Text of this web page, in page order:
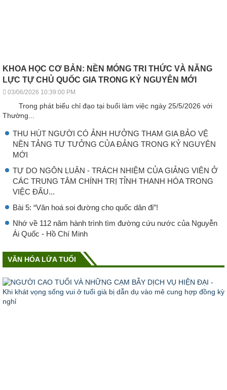
KHOA HỌC CƠ BẢN: NỀN MÓNG TRI THỨC VÀ NĂNG
LỰC TỰ CHỦ QUỐC GIA TRONG KỶ NGUYÊN MỚI
03/06/2026 10:39:00 PM
Trong phát biểu chỉ đạo tại buổi làm việc ngày 25/5/2026 với
Thường...
THU HÚT NGƯỜI CÓ ẢNH HƯỞNG THAM GIA BẢO VỆ
NỀN TẢNG TƯ TƯỞNG CỦA ĐẢNG TRONG KỶ NGUYÊN
MỚI
TỰ DO NGÔN LUẬN - TRÁCH NHIỆM CỦA GIẢNG VIÊN Ở
CÁC TRUNG TÂM CHÍNH TRỊ TỈNH THANH HÓA TRONG
VIỆC ĐẤU...
Bài 5: “Văn hoá soi đường cho quốc dân đi”!
Nhớ về 112 năm hành trình tìm đường cứu nước của Nguyễn
Ái Quốc - Hồ Chí Minh
VĂN HÓA LỨA TUỔI